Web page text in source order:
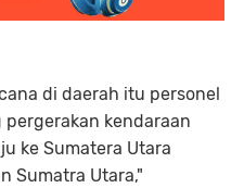
di daerah itu personel
kendaraan
ke Sumatera Utara
Sumatra Utara,"